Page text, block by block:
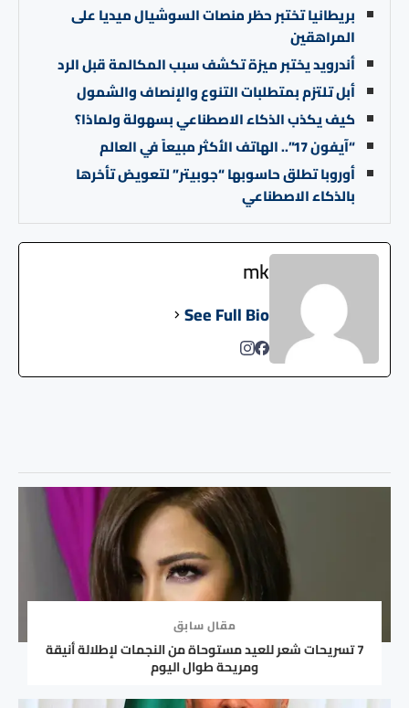
بريطانيا تختبر حظر منصات السوشيال ميديا على
المراهقين
أندرويد يختبر ميزة تكشف سبب المكالمة قبل الرد
أبل تلتزم بمتطلبات التنوع والإنصاف والشمول
كيف يكذب الذكاء الاصطناعي بسهولة ولماذا؟
“آيفون 17”.. الهاتف الأكثر مبيعاً في العالم
أوروبا تطلق حاسوبها “جوبيتر” لتعويض تأخرها
بالذكاء الاصطناعي
mk
See Full Bio
مقال سابق
7 تسريحات شعر للعيد مستوحاة من النجمات لإطلالة أنيقة
ومريحة طوال اليوم